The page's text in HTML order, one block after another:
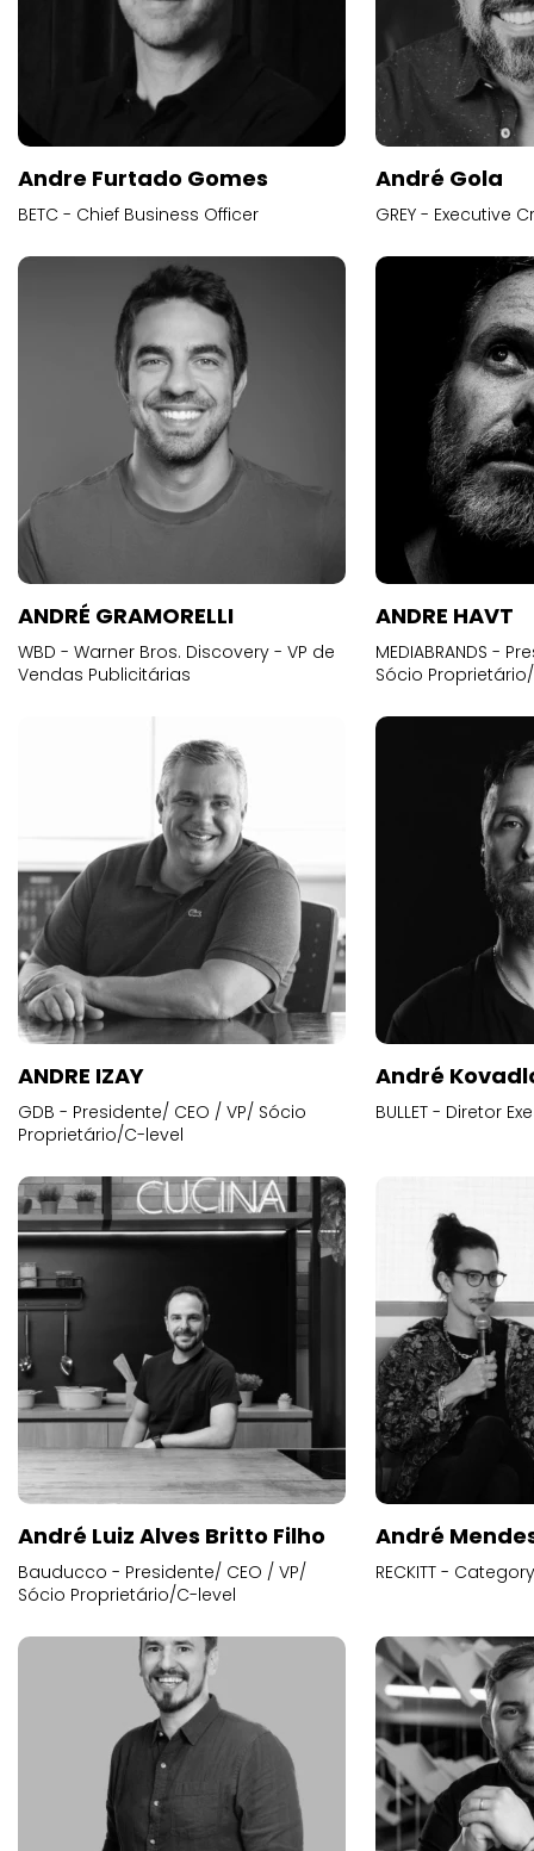
Andre Furtado Gomes
BETC - Chief Business Officer
André Gola
GREY - Executive
ANDRÉ GRAMORELLI
WBD - Warner Bros. Discovery - VP de
Vendas Publicitárias
ANDRE HAVT
MEDIABRANDS -
Sócio
ANDRE IZAY
GDB - Presidente/ CEO / VP/ Sócio
Proprietário/C-level
André
BULLET - Diretor
André Luiz Alves Britto Filho
Bauducco - Presidente/ CEO / VP/
Sócio Proprietário/C-level
André
RECKITT -